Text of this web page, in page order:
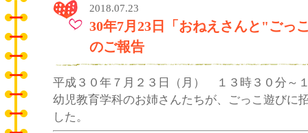
2018.07.23
30年7月23日「おねえさんと"ごっ
のご報告
平成３０年７月２３日（月） １３時３０分～
幼児教育学科のお姉さんたちが、ごっこ遊びに
した。